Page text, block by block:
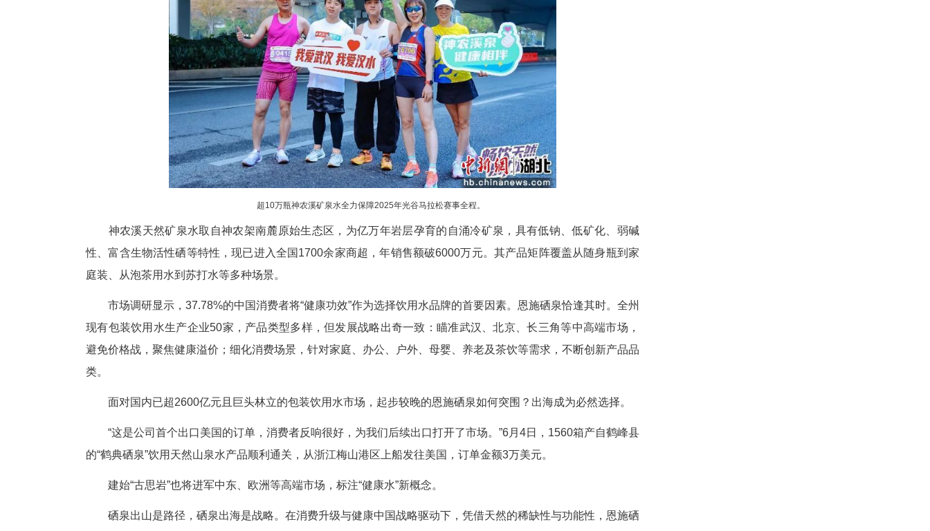
这是全国首例“水+星”跨界，恩施人把监测山泉水的“眼睛”送上了天。
“我们放的不只是卫星，更是恩施的生态名片。”该卫星冠名商——恩施硒都山泉有限公司董事长王伟生一句
话，把恩施硒泉的故事推到了新高度。
恩施被誉为“世界硒都”，拥有全球唯一的独立硒矿床和最大天然富硒生物圈。这一地质优势直接转化为产品优
势：湖北省已查明含硒矿泉水稀少，恩施州独占六席。州内多家企业的矿泉水产品达到“硒锶双达标”，山泉水也普
标，构成了恩施硒泉闯滩市场的硬核竞争力。
愿景：定义健康水新坐标
中国—北欧经贸合作论坛、第二十四届中国国际机电产品博览会暨武汉国际工业博览会、全国第十五届运动会
群众比赛三人篮球预赛……自2024年4月发布上市以来，产自巴东县的神农溪富锶含硒天然矿泉水频频亮相各种重